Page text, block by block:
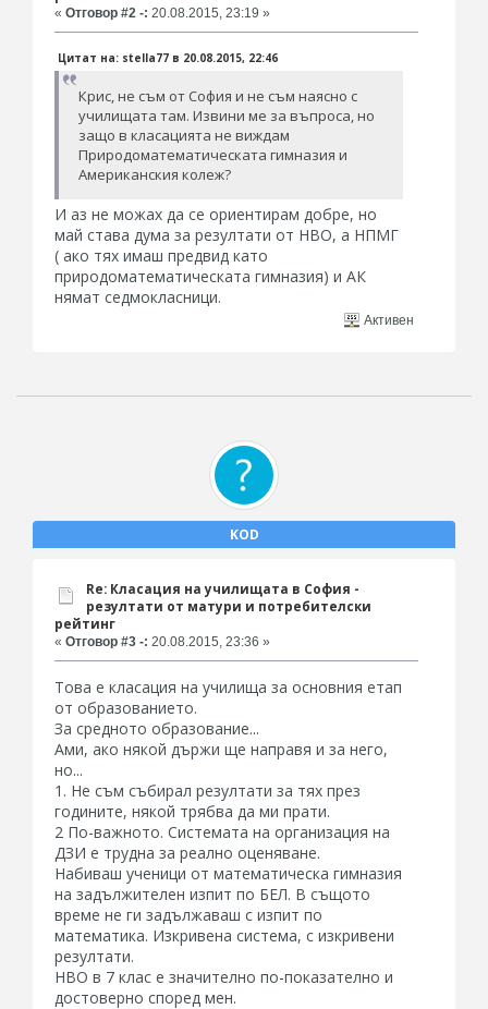
« Отговор #2 -: 20.08.2015, 23:19 »
Цитат на: stella77 в 20.08.2015, 22:46
Крис, не съм от София и не съм наясно с
училищата там. Извини ме за въпроса, но
защо в класацията не виждам
Природоматематическата гимназия и
Американския колеж?
И аз не можах да се ориентирам добре, но
май става дума за резултати от НВО, а НПМГ
( ако тях имаш предвид като
природоматематическата гимназия) и АК
нямат седмокласници.
Активен
KOD
Re: Класация на училищата в София -
резултати от матури и потребителски
рейтинг
« Отговор #3 -: 20.08.2015, 23:36 »
Това е класация на училища за основния етап
от образованието.
За средното образование...
Ами, ако някой държи ще направя и за него,
но...
1. Не съм събирал резултати за тях през
годините, някой трябва да ми прати.
2 По-важното. Системата на организация на
ДЗИ е трудна за реално оценяване.
Набиваш ученици от математическа гимназия
на задължителен изпит по БЕЛ. В същото
време не ги задължаваш с изпит по
математика. Изкривена система, с изкривени
резултати.
НВО в 7 клас е значително по-показателно и
достоверно според мен.